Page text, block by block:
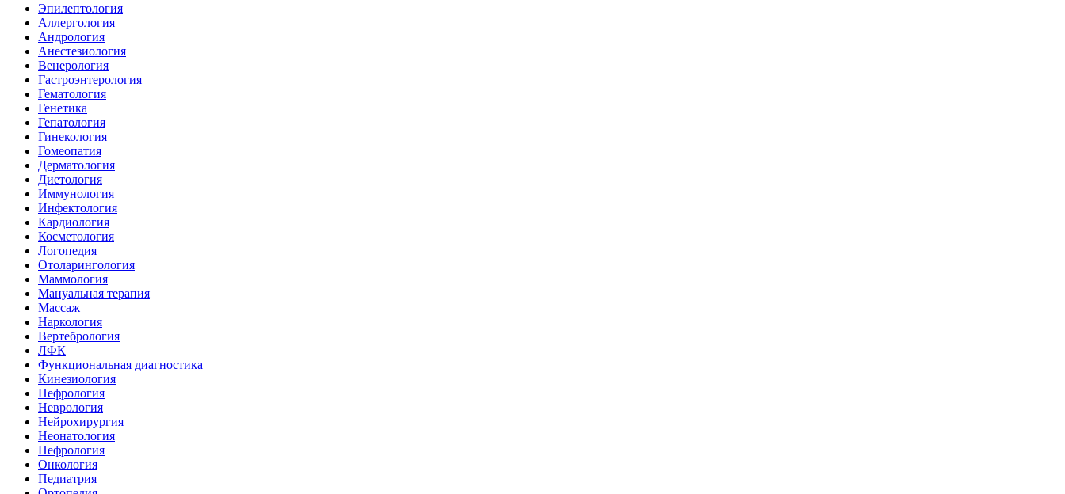
Эпилептология
Аллергология
Андрология
Анестезиология
Венерология
Гастроэнтерология
Гематология
Генетика
Гепатология
Гинекология
Гомеопатия
Дерматология
Диетология
Иммунология
Инфектология
Кардиология
Косметология
Логопедия
Отоларингология
Маммология
Мануальная терапия
Массаж
Наркология
Вертебрология
ЛФК
Функциональная диагностика
Кинезиология
Нефрология
Неврология
Нейрохирургия
Неонатология
Нефрология
Онкология
Педиатрия